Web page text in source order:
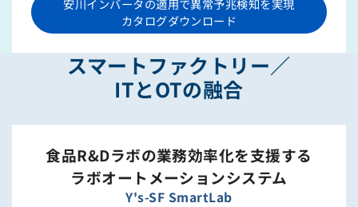
安川インバータの適用で異常予兆検知を実現
カタログダウンロード
スマートファクトリー／
ITとOTの融合
食品R&Dラボの業務効率化を支援する
ラボオートメーションシステム
Y's-SF SmartLab